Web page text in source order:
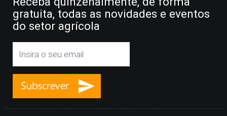
gratuita, todas as novidades e eventos
do setor agrícola